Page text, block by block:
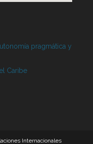
pragmática y
Caribe
Internacionales